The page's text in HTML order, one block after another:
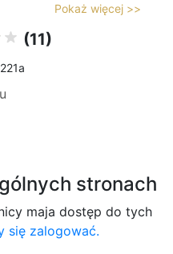
Pokaż więcej >>
(11)
stronach
maja dostęp do tych
się zalogować.